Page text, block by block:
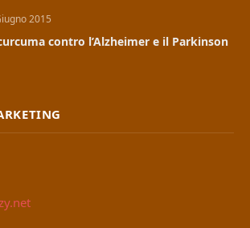
2015
contro l’Alzheimer e il Parkinson